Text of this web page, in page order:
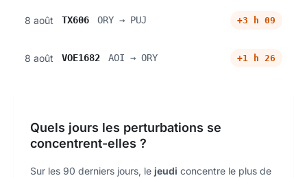
8 août TX606 ORY → PUJ +3 h 09
8 août VOE1682 AOI → ORY +1 h 26
Quels jours les perturbations se
concentrent-elles ?
Sur les 90 derniers jours, le jeudi concentre le plus de